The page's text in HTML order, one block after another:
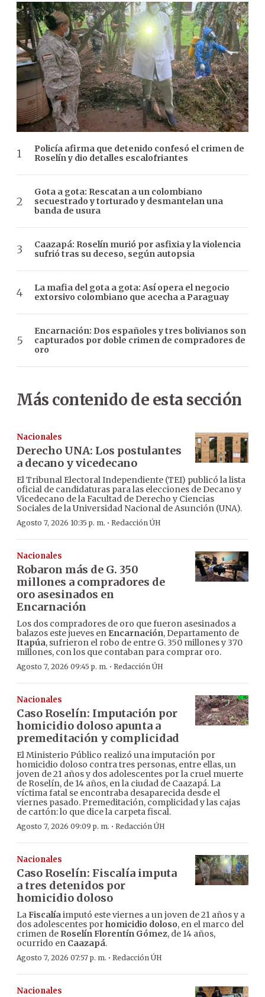
Policía afirma que detenido confesó el crimen de
Roselín y dio detalles escalofriantes
Gota a gota: Rescatan a un colombiano
secuestrado y torturado y desmantelan una
banda de usura
Caazapá: Roselín murió por asfixia y la violencia
sufrió tras su deceso, según autopsia
La mafia del gota a gota: Así opera el negocio
extorsivo colombiano que acecha a Paraguay
Encarnación: Dos españoles y tres bolivianos son
capturados por doble crimen de compradores de
oro
Más contenido de esta sección
Nacionales
Derecho UNA: Los postulantes
a decano y vicedecano
El Tribunal Electoral Independiente (TEI) publicó la lista
oficial de candidaturas para las elecciones de Decano y
Vicedecano de la Facultad de Derecho y Ciencias
Sociales de la Universidad Nacional de Asunción (UNA).
Agosto 7, 2026 10:35 p. m. · Redacción ÚH
Nacionales
Robaron más de G. 350
millones a compradores de
oro asesinados en
Encarnación
Los dos compradores de oro que fueron asesinados a
balazos este jueves en Encarnación, Departamento de
Itapúa, sufrieron el robo de entre G. 350 millones y 370
millones, con los que contaban para comprar oro.
Agosto 7, 2026 09:45 p. m. · Redacción ÚH
Nacionales
Caso Roselín: Imputación por
homicidio doloso apunta a
premeditación y complicidad
El Ministerio Público realizó una imputación por
homicidio doloso contra tres personas, entre ellas, un
joven de 21 años y dos adolescentes por la cruel muerte
de Roselín, de 14 años, en la ciudad de Caazapá. La
víctima fatal se encontraba desaparecida desde el
viernes pasado. Premeditación, complicidad y las cajas
de cartón: lo que dice la carpeta fiscal.
Agosto 7, 2026 09:09 p. m. · Redacción ÚH
Nacionales
Caso Roselín: Fiscalía imputa
a tres detenidos por
homicidio doloso
LaFiscalíaimputó este viernes a un joven de 21 años y a
dos adolescentes porhomicidio doloso, en el marco del
crimen de Roselín Florentín Gómez, de 14 años,
ocurrido en Caazapá.
Agosto 7, 2026 07:57 p. m. · Redacción ÚH
Nacionales